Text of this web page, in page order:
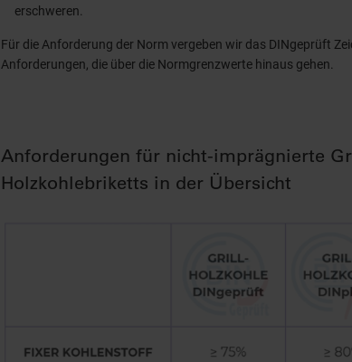
erschweren.
Für die Anforderung der Norm vergeben wir das DINgeprüft
Anforderungen, die über die Normgrenzwerte hinaus gehen.
Anforderungen für nicht-imprägnierte
Holzkohlebriketts in der Übersicht